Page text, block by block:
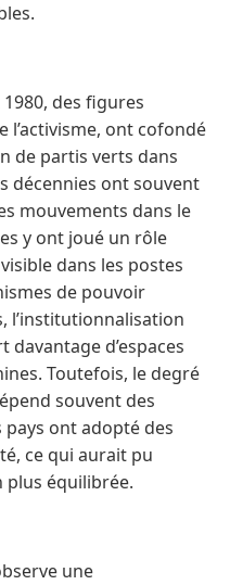
des figures
l’activisme, ont cofondé
de partis verts dans
décennies ont souvent
mouvements dans le
y ont joué un rôle
dans les postes
de pouvoir
l’institutionnalisation
d’espaces
Toutefois, le degré
souvent des
ont adopté des
ce qui aurait pu
équilibrée.
une